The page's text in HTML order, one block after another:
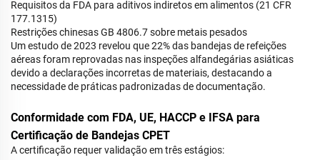
Requisitos da FDA para aditivos indiretos em alimentos (21 CFR
177.1315)
Restrições chinesas GB 4806.7 sobre metais pesados
Um estudo de 2023 revelou que 22% das bandejas de refeições
aéreas foram reprovadas nas inspeções alfandegárias asiáticas
devido a declarações incorretas de materiais, destacando a
necessidade de práticas padronizadas de documentação.
Conformidade com FDA, UE, HACCP e IFSA para
Certificação de Bandejas CPET
A certificação requer validação em três estágios: